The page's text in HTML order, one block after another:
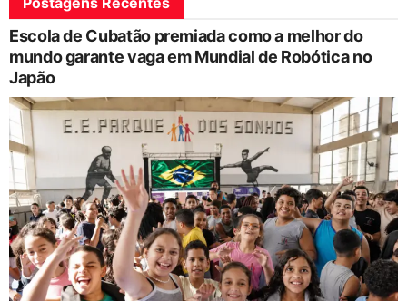
Escola de Cubatão premiada como a melhor do
mundo garante vaga em Mundial de Robótica no
Japão